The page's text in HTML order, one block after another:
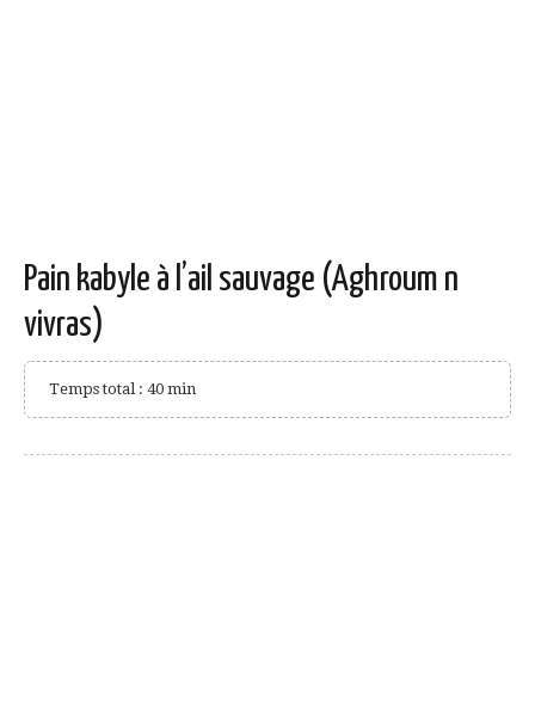
Pain kabyle à l’ail sauvage (Aghroum n
vivras)
Temps total : 40 min